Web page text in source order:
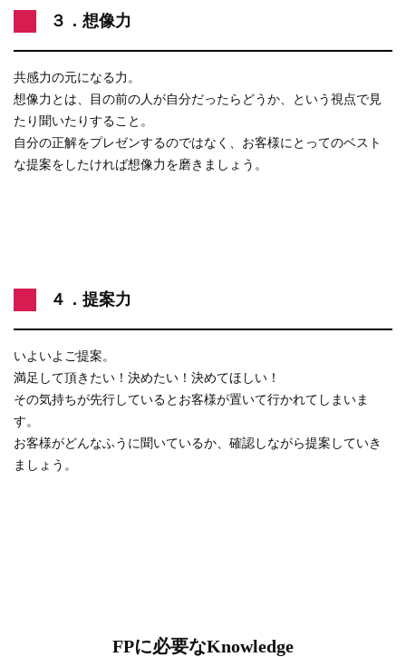
３．想像力
共感力の元になる力。
想像力とは、目の前の人が自分だったらどうか、という視点で見
たり聞いたりすること。
自分の正解をプレゼンするのではなく、お客様にとってのベスト
な提案をしたければ想像力を磨きましょう。
４．提案力
いよいよご提案。
満足して頂きたい！決めたい！決めてほしい！
その気持ちが先行しているとお客様が置いて行かれてしまいま
す。
お客様がどんなふうに聞いているか、確認しながら提案していき
ましょう。
FPに必要なKnowledge